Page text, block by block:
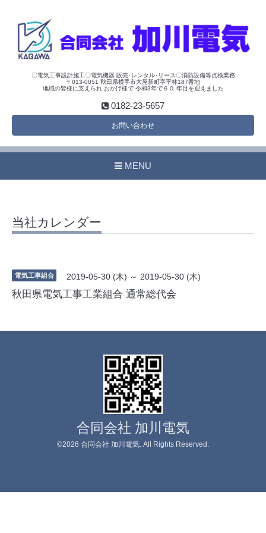
〇電気工事設計施工〇電気機器 販売･レンタル･リース〇消防設備等点検業務
〒013-0051 秋田県横手市大屋新町字平林187番地
地域の皆様に支えられ おかげ様で 令和3年で６０ 年目を迎えました
0182-23-5657
お問い合わせ
MENU
当社カレンダー
電気工事組合 2019-05-30 (木) ～ 2019-05-30 (木)
秋田県電気工事工業組合 通常総代会
合同会社 加川電気
©2026 合同会社 加川電気 . All Rights Reserved.